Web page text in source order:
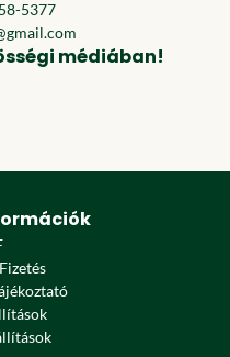
5377
médiában!